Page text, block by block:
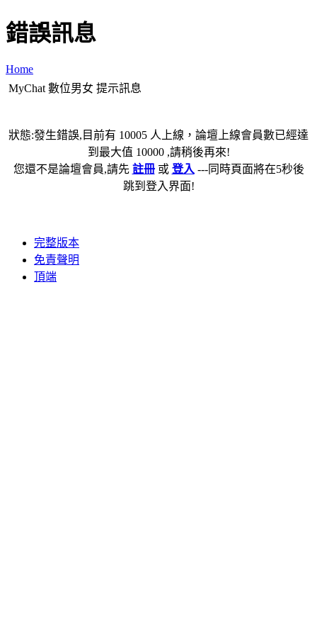
錯誤訊息
Home
MyChat 數位男女 提示訊息
狀態:發生錯誤,目前有 10005 人上線，論壇上線會員數已經達
到最大值 10000 ,請稍後再來!
您還不是論壇會員,請先 註冊或 登入 ---同時頁面將在5秒後
跳到登入界面!
完整版本
免責聲明
頂端